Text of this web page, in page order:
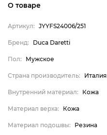
Страна производитель
Внутренний материал
Материал верха
Материал подошвы
Материал стельки
О товаре
Артикул: JYYFS24006/251
Бренд: Duca Daretti
Пол: Мужское
Страна производитель: Италия
Внутренний материал: Кожа
Материал верха: Кожа
Материал подошвы: Резина